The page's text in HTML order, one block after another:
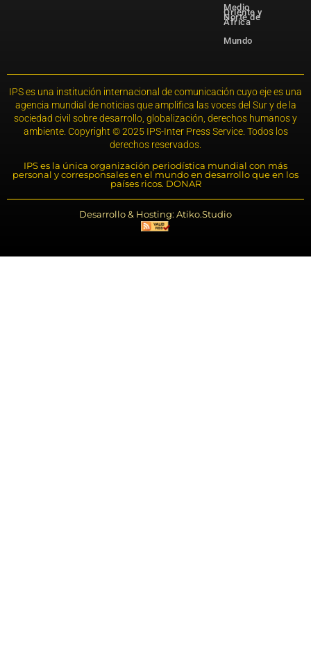
Medio
Oriente y
Norte de
África
Mundo
IPS es una institución internacional de comunicación cuyo eje es una
agencia mundial de noticias que amplifica las voces del Sur y de la
sociedad civil sobre desarrollo, globalización, derechos humanos y
ambiente. Copyright © 2025 IPS-Inter Press Service. Todos los
derechos reservados.
IPS es la única organización periodística mundial con más
personal y corresponsales en el mundo en desarrollo que en los
países ricos. DONAR
Desarrollo & Hosting: Atiko.Studio